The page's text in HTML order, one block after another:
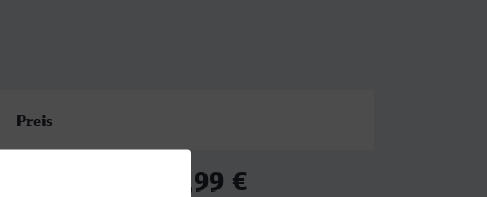
Preis
129,99 €